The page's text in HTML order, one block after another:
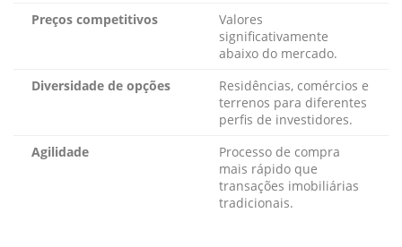
Preços competitivos
Valores
significativamente
abaixo do mercado.
Diversidade de opções
Residências, comércios e
terrenos para diferentes
perfis de investidores.
Agilidade
Processo de compra
mais rápido que
transações imobiliárias
tradicionais.